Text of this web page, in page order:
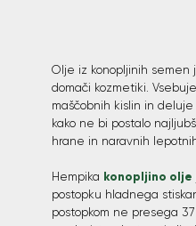
Olje iz konopljinih semen
domači kozmetiki.
maščobnih kislin in
kako ne bi postalo
hrane in naravnih
Hempika konopljino olje
postopku hladnega
postopkom ne presega